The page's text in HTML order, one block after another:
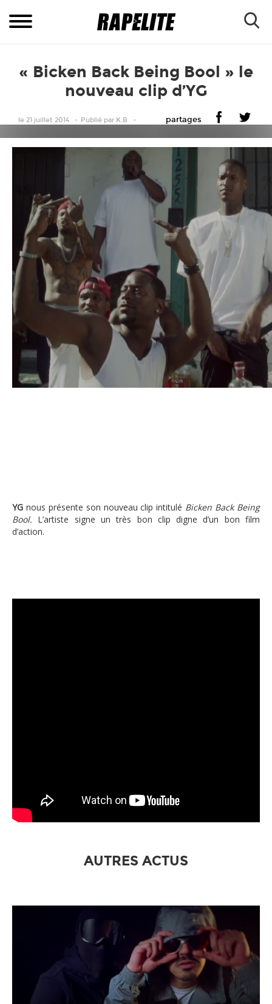
« Bicken Back Being Bool » le
nouveau clip d’YG
le 21 juillet 2014 Publié par K.B partages
YG nous présente son nouveau clip intitulé Bicken Back Being
Bool. L’artiste signe un très bon clip digne d’un bon film
d’action.
AUTRES ACTUS